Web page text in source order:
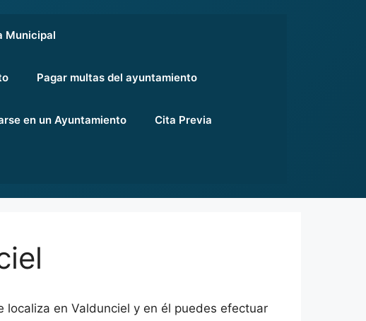
Municipal
Pagar multas del ayuntamiento
en un Ayuntamiento Cita Previa
en Valdunciel y en él puedes efectuar